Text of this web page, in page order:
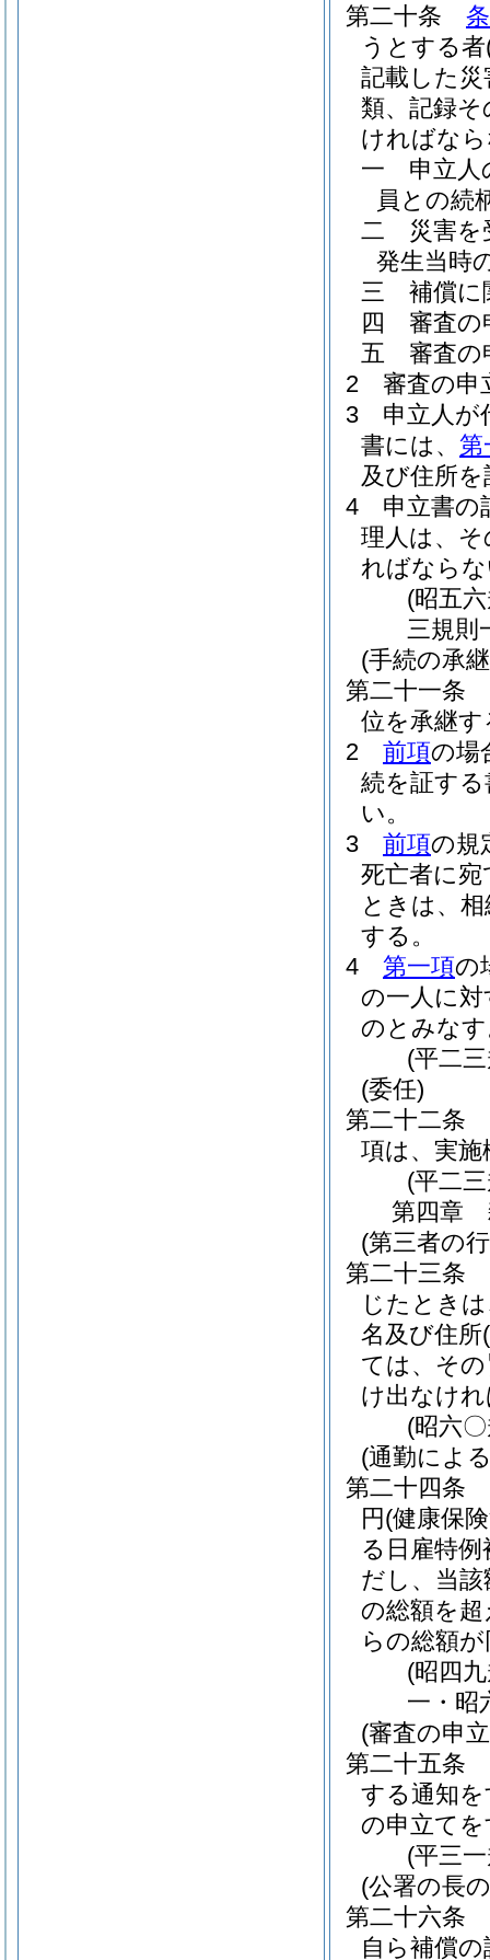
第二十条
うとする者
記載した災
類、記録
ければな
一
申立人
員との続
二
災害
発生当時
三
補償に
四
審査の
五
審査の
2
審査の申
3
申立人が
書には、 第
及び住所
4
申立書の
理人は、
ればなら
(昭五
三規則
(手続の承
第二十一条
位を承継す
2
前項の場
続を証す
い。
3
前項の規
死亡者に
ときは、
する。
4
第一項の
の一人に
のとみな
(平二
(委任)
第二十二条
項は、実
(平二
第四章
(第三者の
第二十三条
じたとき
名及び住所
ては、その
け出なけ
(昭六
(通勤によ
第二十四条
円 (健康保
る日雇特
だし、当
の総額を
らの総額
(昭四
一・昭
(審査の申
第二十五条
する通知
の申立て
(平三
(公署の長
第二十六条
自ら補償